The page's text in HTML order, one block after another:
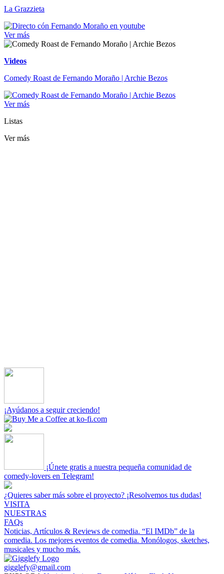
La Grazzieta
Ver más
Videos
Comedy Roast de Fernando Moraño | Archie Bezos
Ver más
Listas
Ver más
¡Ayúdanos a seguir creciendo!
¡Únete gratis a nuestra pequeña comunidad de
comedy-lovers en Telegram!
¿Quieres saber más sobre el proyecto? ¡Resolvemos tus dudas!
VISITA
NUESTRAS
FAQs
Noticias, Artículos & Reviews de comedia. “El IMDb” de la
comedia. Los mejores eventos de comedia. Monólogos, sketches,
musicales y mucho más.
gigglefy@gmail.com